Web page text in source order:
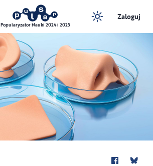
Popularyzator Nauki 2024 i 2025
Zaloguj